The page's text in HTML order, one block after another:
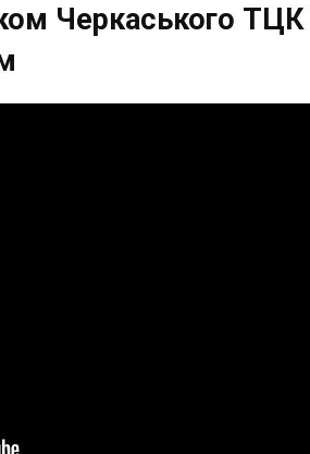
Черкаського ТЦК